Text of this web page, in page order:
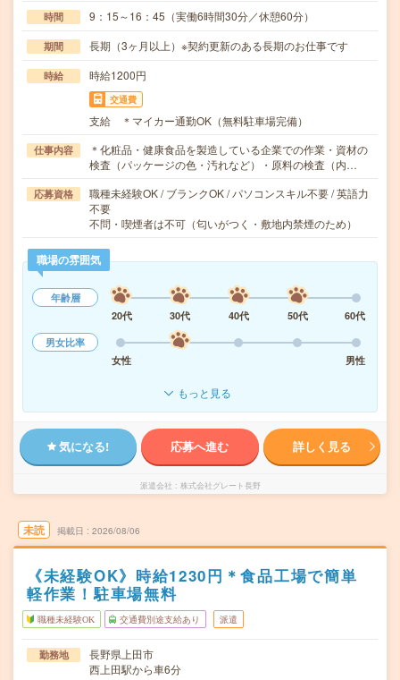
時間 9：15～16：45（実働6時間30分／休憩60分）
期間 長期（3ヶ月以上）※契約更新のある長期のお仕事です
時給 時給1200円
交通費
支給 ＊マイカー通勤OK（無料駐車場完備）
仕事内容
＊化粧品・健康食品を製造している企業での作業・資材の
検査（パッケージの色・汚れなど）・原料の検査（内…
応募資格
職種未経験OK / ブランクOK / パソコンスキル不要 / 英語力
不要
不問・喫煙者は不可（匂いがつく・敷地内禁煙のため）
職場の雰囲気
年齢層
20代
30代 40代 50代
60代
男女比率
女性
男性
もっと見る
気になる! 応募へ進む 詳しく見る
派遣会社 株式会社グレート長野
未読 掲載日 2026/08/06
《未経験OK》時給1230円＊食品工場で簡単
軽作業！駐車場無料
職種未経験OK 交通費別途支給あり 派遣
勤務地
長野県上田市
西上田駅から車6分